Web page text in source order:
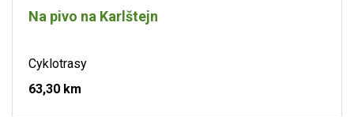
Na pivo na Karlštejn
Cyklotrasy
63,30 km